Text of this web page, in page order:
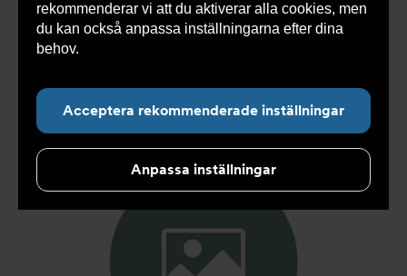
rekommenderar vi att du aktiverar alla cookies, men
du kan också anpassa inställningarna efter dina
behov.
Acceptera rekommenderade inställningar
Anpassa inställningar
här:
> Slang SX AT 5745- >
Slang SX DN25 F1" x F1"
600mm AT 5745-W35414106